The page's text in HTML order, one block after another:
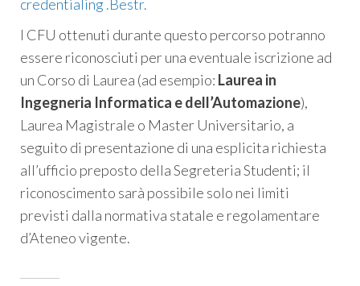
credentialing .Bestr.
I CFU ottenuti durante questo percorso potranno
essere riconosciuti per una eventuale iscrizione ad
un Corso di Laurea (ad esempio: Laurea in
Ingegneria Informatica e dell’Automazione),
Laurea Magistrale o Master Universitario, a
seguito di presentazione di una esplicita richiesta
all’ufficio preposto della Segreteria Studenti; il
riconoscimento sarà possibile solo nei limiti
previsti dalla normativa statale e regolamentare
d’Ateneo vigente.